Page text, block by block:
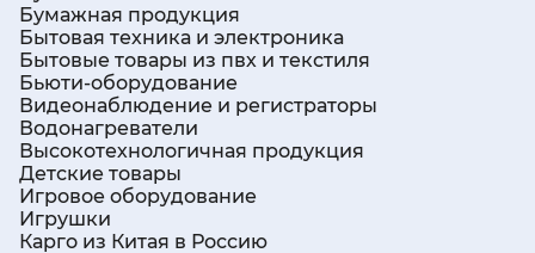
Бумажная продукция
Бытовая техника и электроника
Бытовые товары из пвх и текстиля
Бьюти-оборудование
Видеонаблюдение и регистраторы
Водонагреватели
Высокотехнологичная продукция
Детские товары
Игровое оборудование
Игрушки
Карго из Китая в Россию